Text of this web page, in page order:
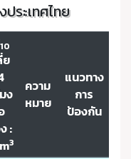
ระเทศไทย
10
ย
ง
:
3
ความ
หมาย
แนวทาง
การ
ป้องกัน